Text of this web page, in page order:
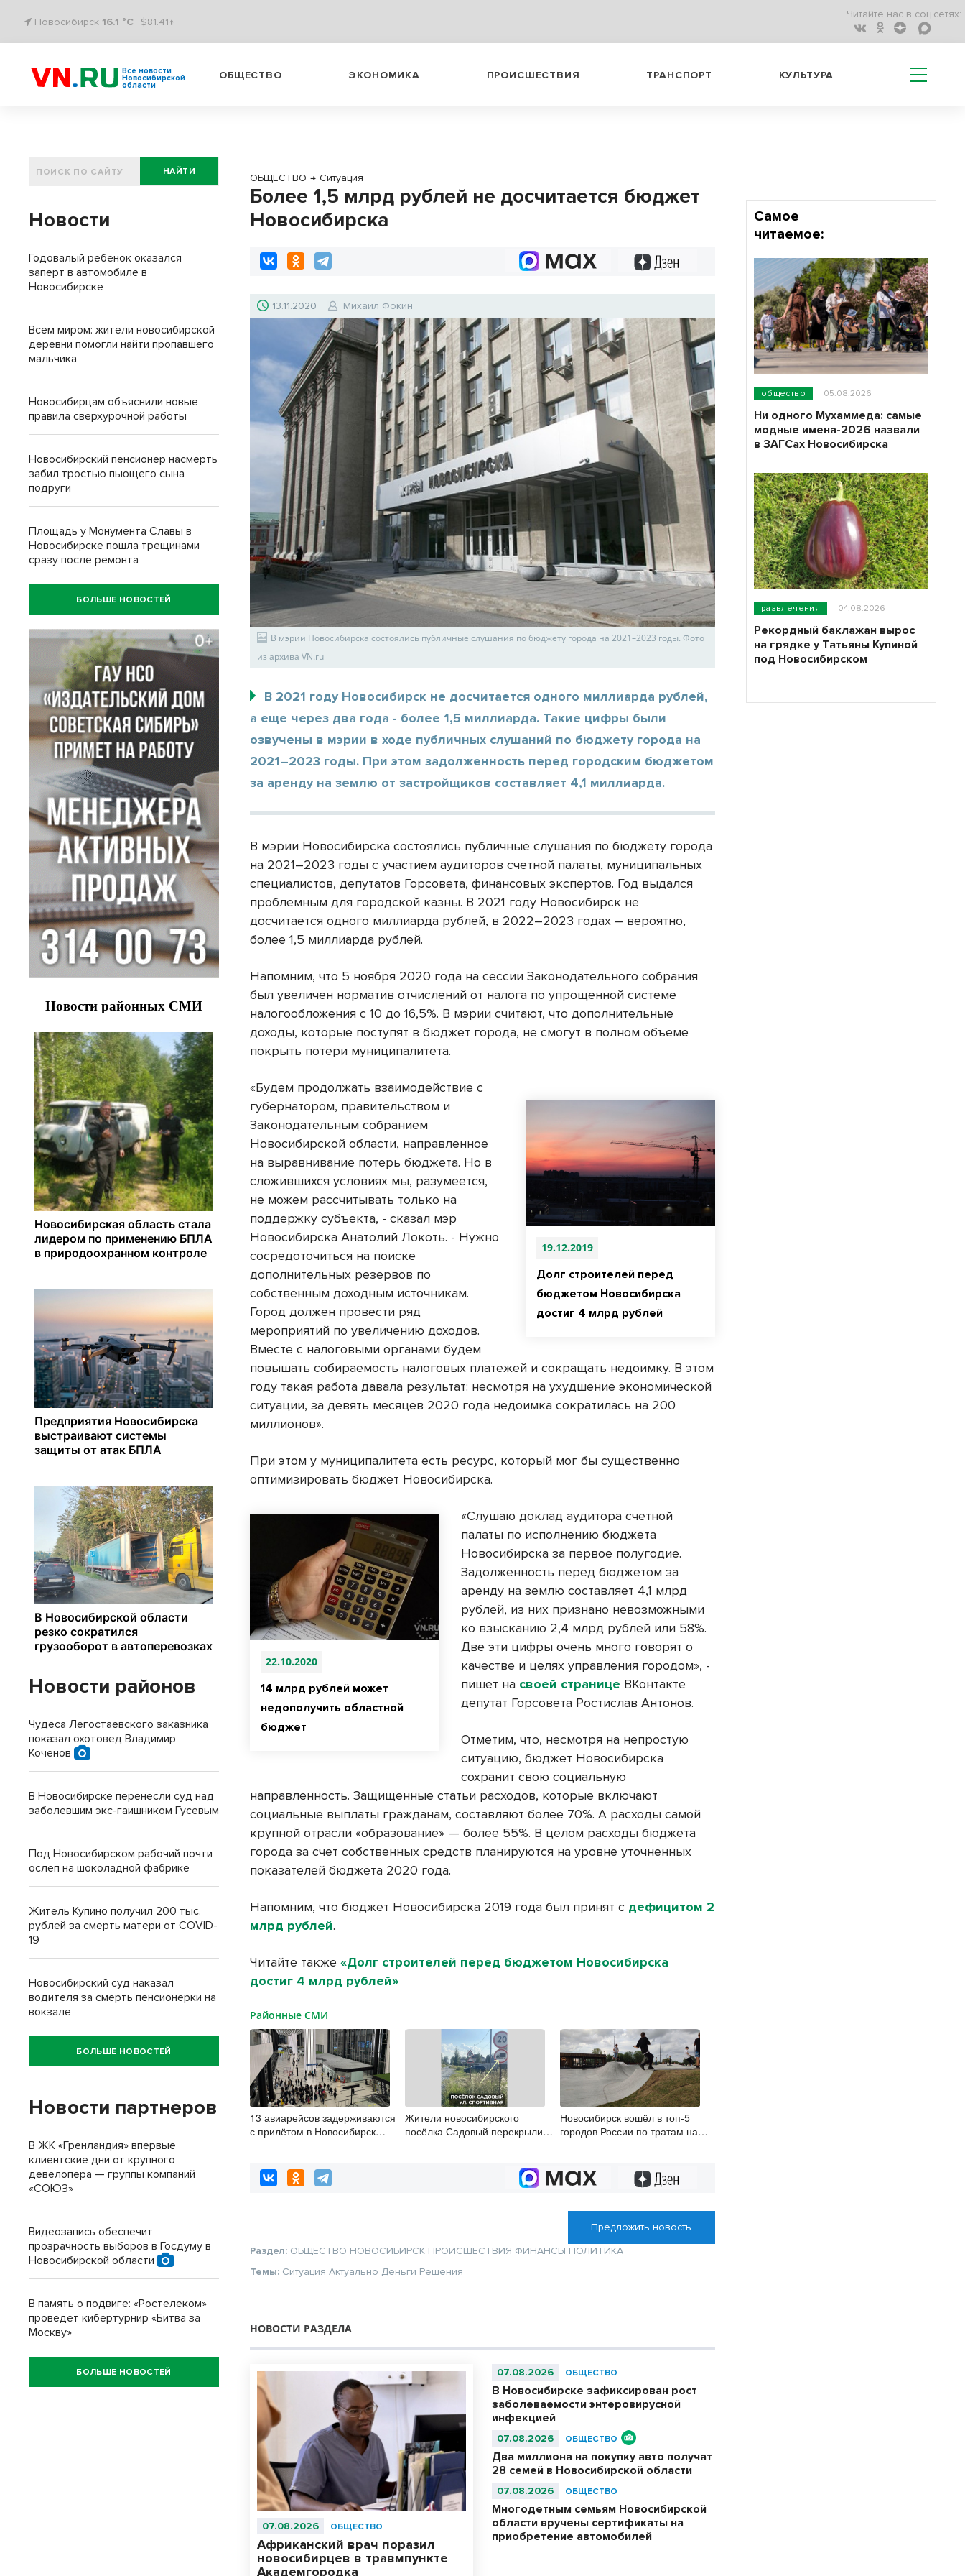
Новосибирск 16.1 °C $81.41↑
Читайте нас в соц.сетях:
Все новости
Новосибирской
области
ОБЩЕСТВО ЭКОНОМИКА ПРОИСШЕСТВИЯ ТРАНСПОРТ КУЛЬТУРА
ОБЩЕСТВО → Ситуация
Более 1,5 млрд рублей не досчитается бюджет
Новосибирска
13.11.2020 Михаил Фокин
В мэрии Новосибирска состоялись публичные слушания по бюджету города на 2021–2023 годы. Фото
из архива VN.ru
В 2021 году Новосибирск не досчитается одного миллиарда рублей,
а еще через два года - более 1,5 миллиарда. Такие цифры были
озвучены в мэрии в ходе публичных слушаний по бюджету города на
2021–2023 годы. При этом задолженность перед городским бюджетом
за аренду на землю от застройщиков составляет 4,1 миллиарда.
В мэрии Новосибирска состоялись публичные слушания по бюджету города
на 2021–2023 годы с участием аудиторов счетной палаты, муниципальных
специалистов, депутатов Горсовета, финансовых экспертов. Год выдался
проблемным для городской казны. В 2021 году Новосибирск не
досчитается одного миллиарда рублей, в 2022–2023 годах – вероятно,
более 1,5 миллиарда рублей.
Напомним, что 5 ноября 2020 года на сессии Законодательного собрания
был увеличен норматив отчислений от налога по упрощенной системе
налогообложения с 10 до 16,5%. В мэрии считают, что дополнительные
доходы, которые поступят в бюджет города, не смогут в полном объеме
покрыть потери муниципалитета.
19.12.2019
Долг строителей перед
бюджетом Новосибирска
достиг 4 млрд рублей
«Будем продолжать взаимодействие с
губернатором, правительством и
Законодательным собранием
Новосибирской области, направленное
на выравнивание потерь бюджета. Но в
сложившихся условиях мы, разумеется,
не можем рассчитывать только на
поддержку субъекта, - сказал мэр
Новосибирска Анатолий Локоть. - Нужно
сосредоточиться на поиске
дополнительных резервов по
собственным доходным источникам.
Город должен провести ряд
мероприятий по увеличению доходов.
Вместе с налоговыми органами будем
повышать собираемость налоговых платежей и сокращать недоимку. В этом
году такая работа давала результат: несмотря на ухудшение экономической
ситуации, за девять месяцев 2020 года недоимка сократилась на 200
миллионов».
При этом у муниципалитета есть ресурс, который мог бы существенно
оптимизировать бюджет Новосибирска.
22.10.2020
14 млрд рублей может
недополучить областной
бюджет
«Слушаю доклад аудитора счетной
палаты по исполнению бюджета
Новосибирска за первое полугодие.
Задолженность перед бюджетом за
аренду на землю составляет 4,1 млрд
рублей, из них признано невозможными
ко взысканию 2,4 млрд рублей или 58%.
Две эти цифры очень много говорят о
качестве и целях управления городом», -
пишет на своей странице ВКонтакте
депутат Горсовета Ростислав Антонов.
Отметим, что, несмотря на непростую
ситуацию, бюджет Новосибирска
сохранит свою социальную
направленность. Защищенные статьи расходов, которые включают
социальные выплаты гражданам, составляют более 70%. А расходы самой
крупной отрасли «образование» — более 55%. В целом расходы бюджета
города за счет собственных средств планируются на уровне уточненных
показателей бюджета 2020 года.
Напомним, что бюджет Новосибирска 2019 года был принят с дефицитом 2
млрд рублей.
Читайте также«Долг строителей перед бюджетом Новосибирска
достиг 4 млрд рублей»
Районные СМИ
13 авиарейсов задерживаются
с прилётом в Новосибирск
Жители новосибирского
посёлка Садовый перекрыли
Новосибирск вошёл в топ-5
городов России по тратам на
Предложить новость
Раздел: ОБЩЕСТВО НОВОСИБИРСК ПРОИСШЕСТВИЯ ФИНАНСЫ ПОЛИТИКА
Темы: Ситуация Актуально Деньги Решения
НОВОСТИ РАЗДЕЛА
07.08.2026 ОБЩЕСТВО
Африканский врач поразил
новосибирцев в травмпункте
Академгородка
07.08.2026 ОБЩЕСТВО
В Новосибирске зафиксирован рост
заболеваемости энтеровирусной
инфекцией
07.08.2026 ОБЩЕСТВО
Два миллиона на покупку авто получат
28 семей в Новосибирской области
07.08.2026 ОБЩЕСТВО
Многодетным семьям Новосибирской
области вручены сертификаты на
приобретение автомобилей
НАЙТИ
Новости
Годовалый ребёнок оказался
заперт в автомобиле в
Новосибирске
Всем миром: жители новосибирской
деревни помогли найти пропавшего
мальчика
Новосибирцам объяснили новые
правила сверхурочной работы
Новосибирский пенсионер насмерть
забил тростью пьющего сына
подруги
Площадь у Монумента Славы в
Новосибирске пошла трещинами
сразу после ремонта
БОЛЬШЕ НОВОСТЕЙ
Новости районов
Чудеса Легостаевского заказника
показал охотовед Владимир
Коченов
В Новосибирске перенесли суд над
заболевшим экс-гаишником Гусевым
Под Новосибирском рабочий почти
ослеп на шоколадной фабрике
Житель Купино получил 200 тыс.
рублей за смерть матери от COVID-
19
Новосибирский суд наказал
водителя за смерть пенсионерки на
вокзале
БОЛЬШЕ НОВОСТЕЙ
Новости партнеров
В ЖК «Гренландия» впервые
клиентские дни от крупного
девелопера — группы компаний
«СОЮЗ»
Видеозапись обеспечит
прозрачность выборов в Госдуму в
Новосибирской области
В память о подвиге: «Ростелеком»
проведет кибертурнир «Битва за
Москву»
БОЛЬШЕ НОВОСТЕЙ
Самое
читаемое:
общество 05.08.2026
Ни одного Мухаммеда: самые
модные имена-2026 назвали
в ЗАГСах Новосибирска
развлечения 04.08.2026
Рекордный баклажан вырос
на грядке у Татьяны Купиной
под Новосибирском